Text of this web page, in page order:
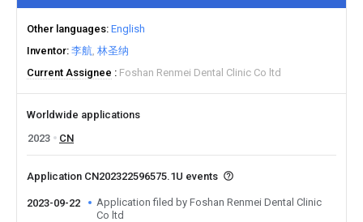
Other languages English
Inventor 李航 林圣纳
Current Assignee
Foshan Renmei Dental Clinic Co ltd
Worldwide applications
2023
CN
Application CN202322596575.1U events
2023-09-22
Application filed by Foshan Renmei Dental Clinic
Co ltd